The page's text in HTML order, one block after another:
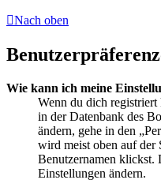
Nach oben
Wie kann ich meine
Wenn du dich registriert
in der Datenbank des
ändern, gehe in den
wird meist oben auf der
Benutzernamen klickst.
Einstellungen ändern.